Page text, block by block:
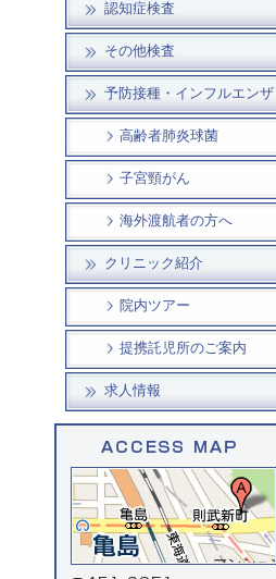
認知症検査
その他検査
予防接種・インフルエンザ
高齢者肺炎球菌
子宮頸がん
海外渡航者の方へ
クリニック紹介
院内ツアー
提携託児所のご案内
求人情報